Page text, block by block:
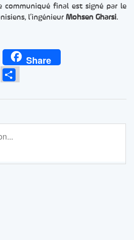
communiqué final est signé par le
l’ingénieur Mohsen Gharsi.
Share